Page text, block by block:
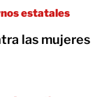
estatales
las mujeres